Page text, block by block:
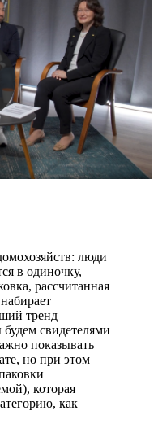
люди
в одиночку,
рассчитанная
тренд —
свидетелями
показывать
но при этом
которая
как